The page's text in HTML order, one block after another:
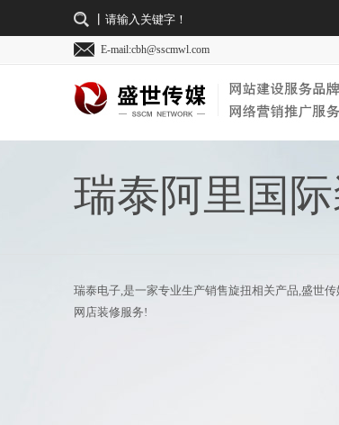
E-mail:cbh@sscmwl.com
瑞泰阿里国
瑞泰电子,是一家专业生产销售旋扭相关产品,盛世
网店装修服务!